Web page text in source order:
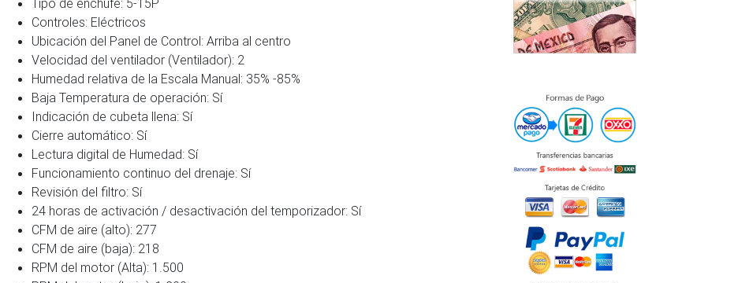
Controles: Eléctricos
Ubicación del Panel de Control: Arriba al centro
Velocidad del ventilador (Ventilador): 2
Humedad relativa de la Escala Manual: 35% -85%
Baja Temperatura de operación: Sí
Indicación de cubeta llena: Sí
Cierre automático: Sí
Lectura digital de Humedad: Sí
Funcionamiento continuo del drenaje: Sí
Revisión del filtro: Sí
24 horas de activación / desactivación del temporizador: Sí
CFM de aire (alto): 277
CFM de aire (baja): 218
RPM del motor (Alta): 1.500